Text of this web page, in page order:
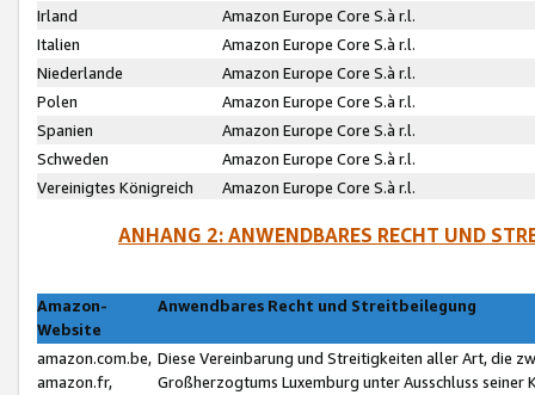
Irland
Amazon Europe Core S.à r.l.
Italien
Amazon Europe Core S.à r.l.
Niederlande
Amazon Europe Core S.à r.l.
Polen
Amazon Europe Core S.à r.l.
Spanien
Amazon Europe Core S.à r.l.
Schweden
Amazon Europe Core S.à r.l.
Vereinigtes Königreich
Amazon Europe Core S.à r.l.
ANHANG 2: ANWENDBARES RECHT UND
Amazon-
Website
Anwendbares Recht und Streitbeilegung
amazon.com.be,
amazon.fr,
Diese Vereinbarung und Streitigkeiten aller Art, die
Großherzogtums Luxemburg unter Ausschluss